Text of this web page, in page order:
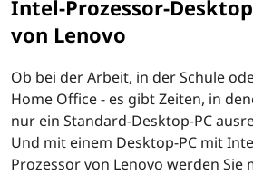
Intel-Prozessor-
von Lenovo
Ob bei der Arbeit, in der Schule
Home Office - es gibt Zeiten, in
nur ein Standard-Desktop-PC
Und mit einem Desktop-PC mit
Prozessor von Lenovo werden Sie